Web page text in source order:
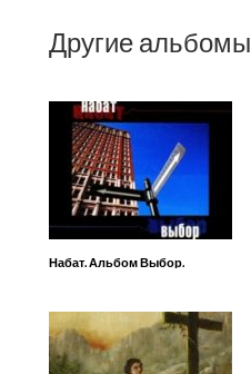
Другие альбомы
Набат. Альбом Выбор.